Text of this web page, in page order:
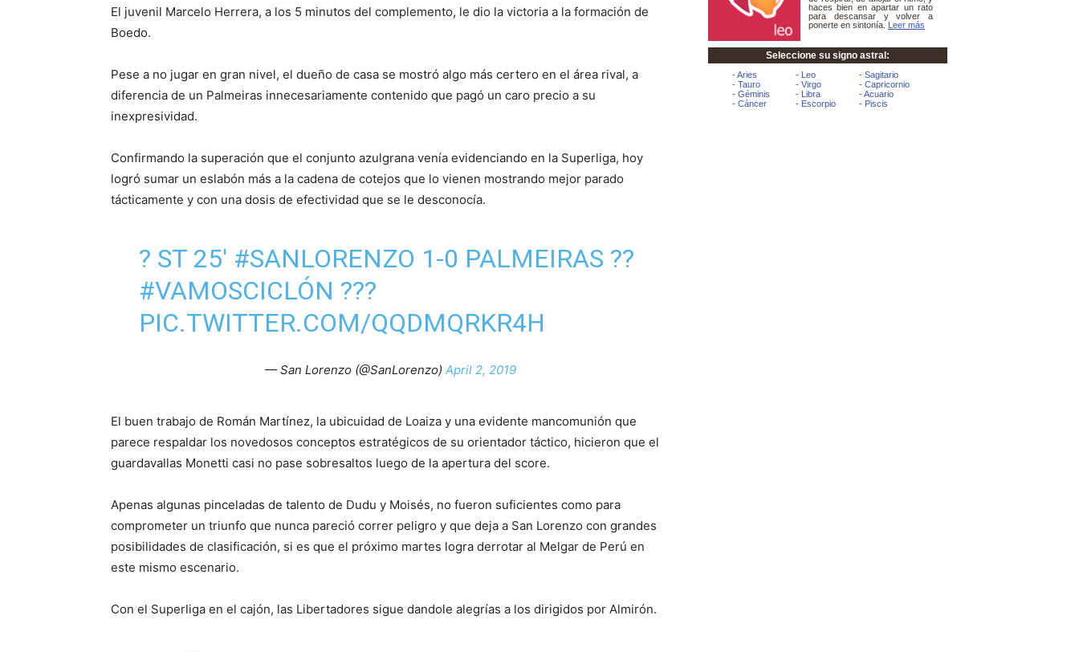
El juvenil Marcelo Herrera, a los 5 minutos del complemento, le dio la victoria a la formación de
Boedo.
Pese a no jugar en gran nivel, el dueño de casa se mostró algo más certero en el área rival, a
diferencia de un Palmeiras innecesariamente contenido que pagó un caro precio a su
inexpresividad.
Confirmando la superación que el conjunto azulgrana venía evidenciando en la Superliga, hoy
logró sumar un eslabón más a la cadena de cotejos que lo vienen mostrando mejor parado
tácticamente y con una dosis de efectividad que se le desconocía.
? ST 25' #SANLORENZO 1-0 PALMEIRAS ??
#VAMOSCICLÓN ???
PIC.TWITTER.COM/QQDMQRKR4H
— San Lorenzo (@SanLorenzo) April 2, 2019
El buen trabajo de Román Martínez, la ubicuidad de Loaiza y una evidente mancomunión que
parece respaldar los novedosos conceptos estratégicos de su orientador táctico, hicieron que el
guardavallas Monetti casi no pase sobresaltos luego de la apertura del score.
Apenas algunas pinceladas de talento de Dudu y Moisés, no fueron suficientes como para
comprometer un triunfo que nunca pareció correr peligro y que deja a San Lorenzo con grandes
posibilidades de clasificación, si es que el próximo martes logra derrotar al Melgar de Perú en
este mismo escenario.
Con el Superliga en el cajón, las Libertadores sigue dandole alegrías a los dirigidos por Almirón.